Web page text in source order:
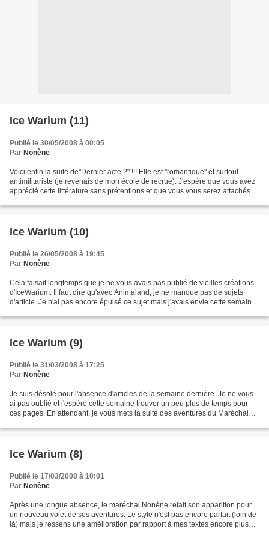
Ice Warium (11)
Publié le 30/05/2008 à 00:05
Par Nonène
Voici enfin la suite de"Dernier acte ?" !!! Elle est "romantique" et surtout
antimilitariste (je revenais de mon école de recrue). J'espère que vous avez
apprécié cette littérature sans prétentions et que vous vous serez attachés
Ice Warium (10)
Publié le 26/05/2008 à 19:45
Par Nonène
Cela faisait longtemps que je ne vous avais pas publié de vieilles créations
d'IceWarium. Il faut dire qu'avec Animaland, je ne manque pas de sujets
d'article. Je n'ai pas encore épuisé ce sujet mais j'avais envie cette semaine
Ice Warium (9)
Publié le 31/03/2008 à 17:25
Par Nonène
Je suis désolé pour l'absence d'articles de la semaine dernière. Je ne vous
ai pas oublié et j'espère cette semaine trouver un peu plus de temps pour
ces pages. En attendant, je vous mets la suite des aventures du Maréchal
Ice Warium (8)
Publié le 17/03/2008 à 10:01
Par Nonène
Après une longue absence, le maréchal Nonène refait son apparition pour
un nouveau volet de ses aventures. Le style n'est pas encore parfait (loin de
là) mais je ressens une amélioration par rapport à mes textes encore plus